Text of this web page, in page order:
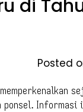
di
Posted